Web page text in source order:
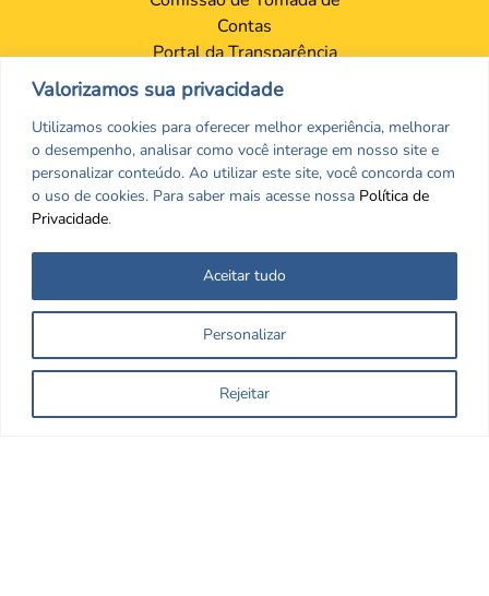
Valorizamos sua privacidade
Utilizamos cookies para oferecer melhor experiência, melhorar
o desempenho, analisar como você interage em nosso site e
personalizar conteúdo. Ao utilizar este site, você concorda com
o uso de cookies. Para saber mais acesse nossa Política de
Privacidade.
Personalizar
Rejeitar
Aceitar tudo
Contas
Portal da Transparência
Proteção de Dados – LGPD
Contatos
Sede
Setores
Ouvidoria